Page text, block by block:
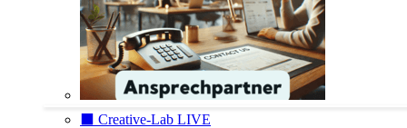
⬛️ Creative-Lab LIVE